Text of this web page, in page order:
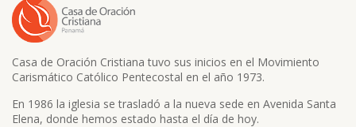
Casa de Oración Cristiana tuvo sus inicios en el Movimiento
Carismático Católico Pentecostal en el año 1973.
En 1986 la iglesia se trasladó a la nueva sede en Avenida Santa
Elena, donde hemos estado hasta el día de hoy.